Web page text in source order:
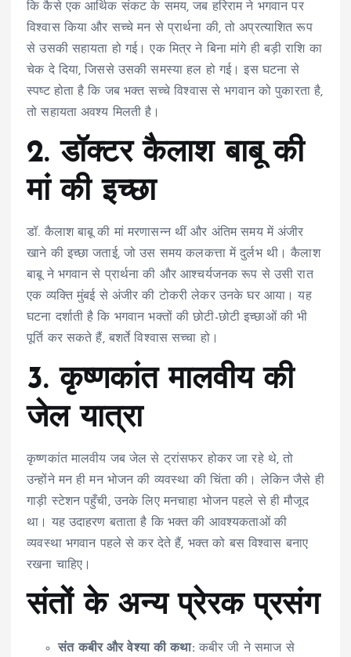
कि कैसे एक आर्थिक संकट के समय, जब हरिराम ने भगवान पर
विश्वास किया और सच्चे मन से प्रार्थना की, तो अप्रत्याशित रूप
से उसकी सहायता हो गई। एक मित्र ने बिना मांगे ही बड़ी राशि का
चेक दे दिया, जिससे उसकी समस्या हल हो गई। इस घटना से
स्पष्ट होता है कि जब भक्त सच्चे विश्वास से भगवान को पुकारता है,
तो सहायता अवश्य मिलती है।
2. डॉक्टर कैलाश बाबू की
मां की इच्छा
डॉ. कैलाश बाबू की मां मरणासन्न थीं और अंतिम समय में अंजीर
खाने की इच्छा जताई, जो उस समय कलकत्ता में दुर्लभ थी। कैलाश
बाबू ने भगवान से प्रार्थना की और आश्चर्यजनक रूप से उसी रात
एक व्यक्ति मुंबई से अंजीर की टोकरी लेकर उनके घर आया। यह
घटना दर्शाती है कि भगवान भक्तों की छोटी-छोटी इच्छाओं की भी
पूर्ति कर सकते हैं, बशर्ते विश्वास सच्चा हो।
3. कृष्णकांत मालवीय की
जेल यात्रा
कृष्णकांत मालवीय जब जेल से ट्रांसफर होकर जा रहे थे, तो
उन्होंने मन ही मन भोजन की व्यवस्था की चिंता की। लेकिन जैसे ही
गाड़ी स्टेशन पहुँची, उनके लिए मनचाहा भोजन पहले से ही मौजूद
था। यह उदाहरण बताता है कि भक्त की आवश्यकताओं की
व्यवस्था भगवान पहले से कर देते हैं, भक्त को बस विश्वास बनाए
रखना चाहिए।
संतों के अन्य प्रेरक प्रसंग
संत कबीर और वेश्या की कथा: कबीर जी ने समाज से